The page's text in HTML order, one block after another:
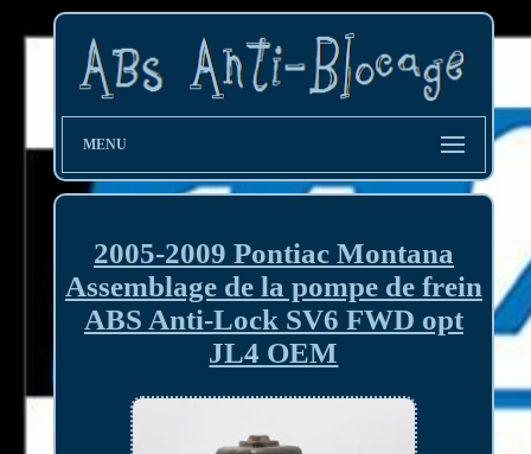
MENU
2005-2009 Pontiac Montana
Assemblage de la pompe de frein
ABS Anti-Lock SV6 FWD opt
JL4 OEM